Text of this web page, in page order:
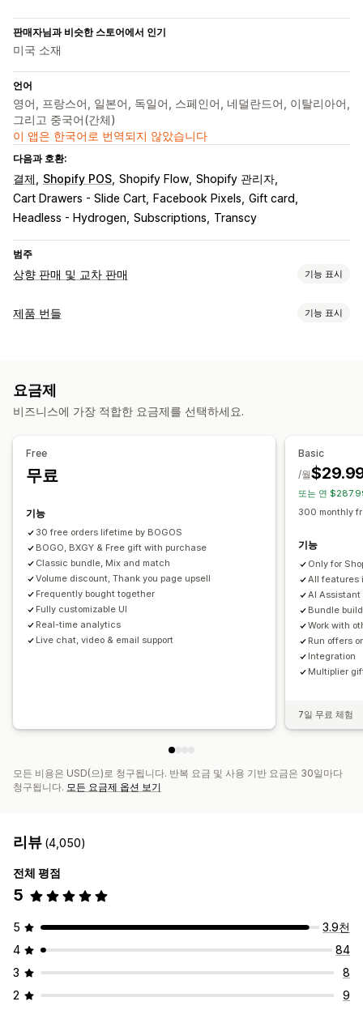
판매자님과 비슷한 스토어에서 인기
미국 소재
언어
영어, 프랑스어, 일본어, 독일어, 스페인어, 네덜란드어, 이탈리아어,
그리고 중국어(간체)
이 앱은 한국어로 번역되지 않았습니다
다음과 호환:
결제 Shopify POS Shopify Flow Shopify 관리자
Cart Drawers - Slide Cart
Facebook Pixels Gift card
Headless - Hydrogen Subscriptions Transcy
범주
상향 판매 및 교차 판매 기능 표시
맞춤 설정
사용자 지정 규칙
무료 기프트
함께 자주 구매하는 제품
수량 구분
우선 순위 처리
클릭률
제품 번들 기능 표시
샘플 팩
함께 자주 구매하는 제품
관련 제품 디지털 상품
설정 가능한 가격
고정 가격
균일 할인
백분율 할인
대량 가격
동적 가격
사용자 지정 가격 책정
요금제
비즈니스에 가장 적합한 요금제를 선택하세요.
Free
무료
기능
30 free orders lifetime by BOGOS
BOGO, BXGY & Free gift with purchase
Classic bundle, Mix and match
Volume discount, Thank you page upsell
Frequently bought together
Fully customizable UI
Real-time analytics
Live chat, video & email support
Basic
/월
또는 연
300 monthly
기능
Only for
All features
AI Assistant
Bundle
Work with
Run offers
Integration
Multiplier
7일 무료 체험
모든 비용은 USD(으)로 청구됩니다. 반복 요금 및 사용 기반 요금은 30일마다
청구됩니다. 모든 요금제 옵션 보기
리뷰 (4,050)
전체 평점
5
5
3.9천
4
84
3
8
2
9